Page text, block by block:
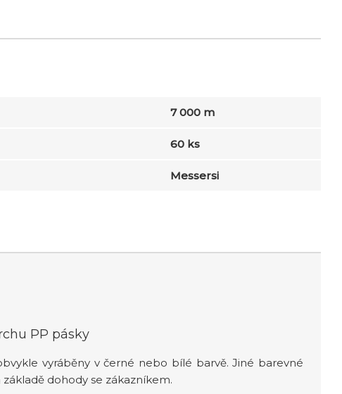
7 000 m
60 ks
Messersi
PP pásky
vyráběny v černé nebo bílé barvě. Jiné barevné
dohody se zákazníkem.